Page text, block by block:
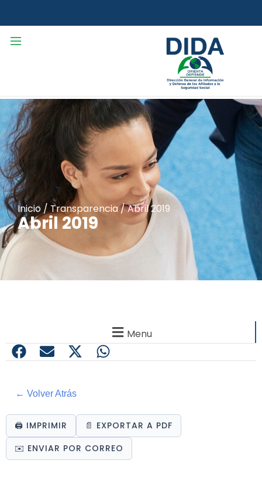
Inicio /Transparencia/Abril 2019
Abril 2019
Menu
← Volver Atrás
🖨️ IMPRIMIR
📄 EXPORTAR A PDF
✉️ ENVIAR POR CORREO